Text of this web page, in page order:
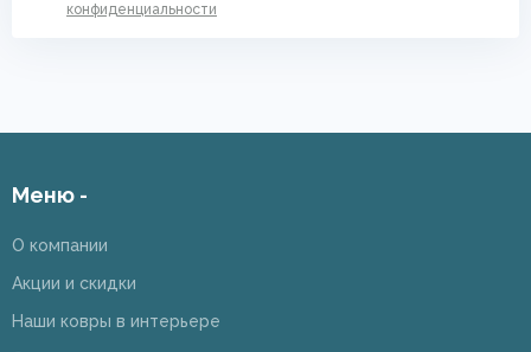
конфиденциальности
Меню -
О компании
Акции и скидки
Наши ковры в интерьере